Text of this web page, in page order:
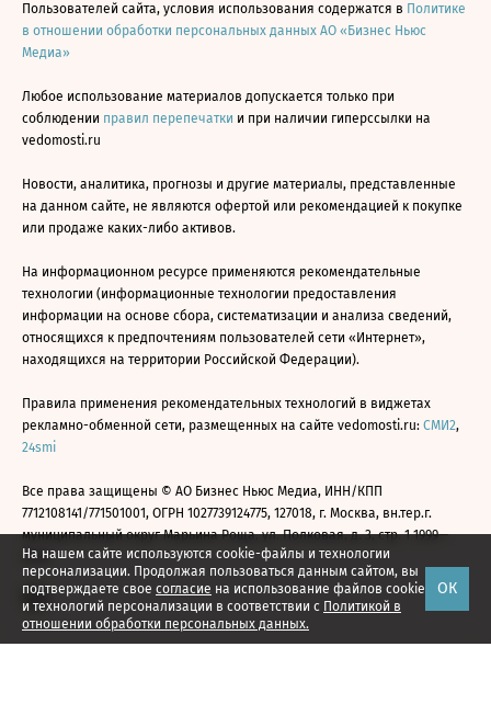
На нашем сайте используются cookie-файлы и технологии
персонализации. Продолжая пользоваться данным сайтом, вы
подтверждаете свое согласие на использование файлов cookie
и технологий персонализации в соответствии с Политикой в
отношении обработки персональных данных.
ОК
Пользователей сайта, условия использования содержатся в Политике
в отношении обработки персональных данных АО «Бизнес Ньюс
Медиа»
Любое использование материалов допускается только при
соблюдении правил перепечатки и при наличии гиперссылки на
vedomosti.ru
Новости, аналитика, прогнозы и другие материалы, представленные
на данном сайте, не являются офертой или рекомендацией к покупке
или продаже каких-либо активов.
На информационном ресурсе применяются рекомендательные
технологии (информационные технологии предоставления
информации на основе сбора, систематизации и анализа сведений,
относящихся к предпочтениям пользователей сети «Интернет»,
находящихся на территории Российской Федерации).
Правила применения рекомендательных технологий в виджетах
рекламно-обменной сети, размещенных на сайте vedomosti.ru: СМИ2,
24smi
Все права защищены © АО Бизнес Ньюс Медиа, ИНН/КПП
7712108141/771501001, ОГРН 1027739124775, 127018, г. Москва, вн.тер.г.
муниципальный округ Марьина Роща, ул. Полковая, д. 3, стр. 1 1999—
2026